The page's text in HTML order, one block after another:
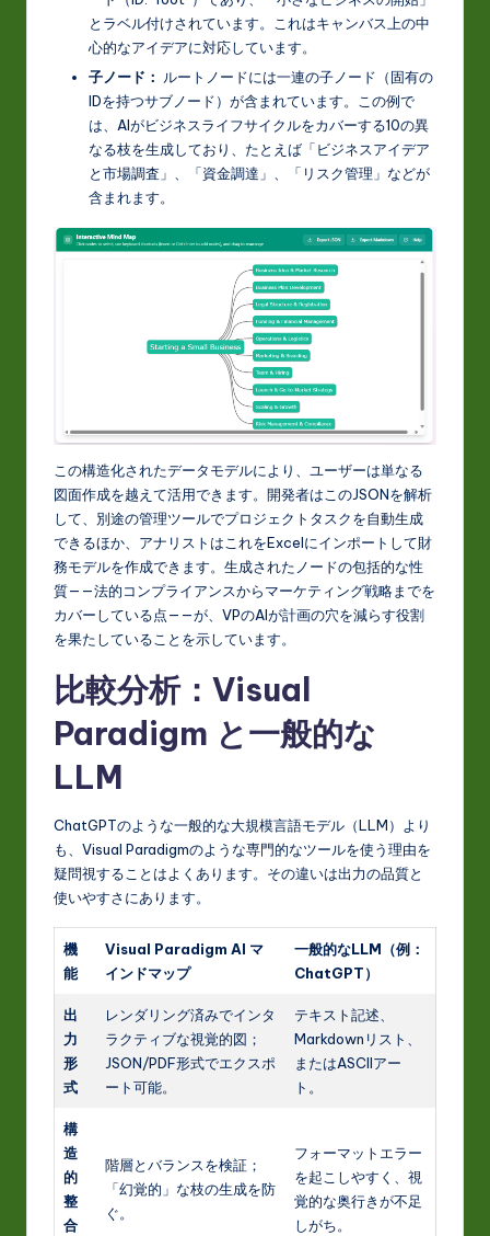
とラベル付けされています。これはキャンバス上の中
心的なアイデアに対応しています。
子ノード：
ルートノードには一連の子ノード（固有の
IDを持つサブノード）が含まれています。この例で
は、AIがビジネスライフサイクルをカバーする10の異
なる枝を生成しており、たとえば「ビジネスアイデア
と市場調査」、「資金調達」、「リスク管理」などが
含まれます。
この構造化されたデータモデルにより、ユーザーは単なる
図面作成を越えて活用できます。開発者はこのJSONを解析
して、別途の管理ツールでプロジェクトタスクを自動生成
できるほか、アナリストはこれをExcelにインポートして財
務モデルを作成できます。生成されたノードの包括的な性
質——法的コンプライアンスからマーケティング戦略までを
カバーしている点——が、VPのAIが計画の穴を減らす役割
を果たしていることを示しています。
比較分析：Visual
Paradigm と一般的な
LLM
ChatGPTのような一般的な大規模言語モデル（LLM）より
も、Visual Paradigmのような専門的なツールを使う理由を
疑問視することはよくあります。その違いは出力の品質と
使いやすさにあります。
機
能
Visual Paradigm AI マ
インドマップ
一般的なLLM（例：
ChatGPT）
出
力
形
式
レンダリング済みでインタ
ラクティブな視覚的図；
JSON/PDF形式でエクスポ
ート可能。
テキスト記述、
Markdownリスト、
またはASCIIアー
ト。
構
造
的
整
合
階層とバランスを検証；
「幻覚的」な枝の生成を防
ぐ。
フォーマットエラー
を起こしやすく、視
覚的な奥行きが不足
しがち。